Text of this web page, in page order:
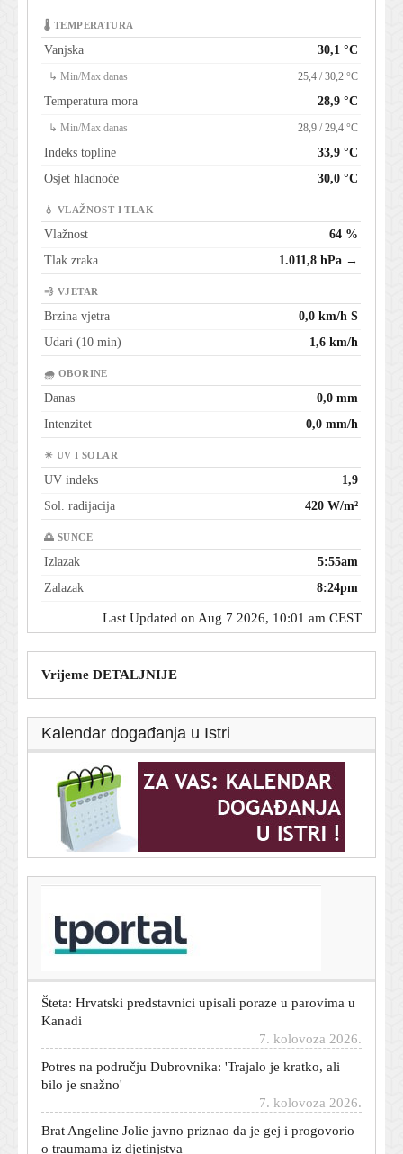
🌡 TEMPERATURA
Vanjska 30,1 °C
↳ Min/Max danas 25,4 / 30,2 °C
Temperatura mora 28,9 °C
↳ Min/Max danas 28,9 / 29,4 °C
Indeks topline
33,9 °C
Osjet hladnoće
30,0 °C
💧 VLAŽNOST I TLAK
Vlažnost
64 %
Tlak zraka
1.011,8 hPa →
💨 VJETAR
Brzina vjetra
0,0 km/h S
Udari (10 min)
1,6 km/h
🌧 OBORINE
Danas
0,0 mm
Intenzitet
0,0 mm/h
☀ UV I SOLAR
UV indeks
1,9
Sol. radijacija
420 W/m²
🌅 SUNCE
Izlazak
5:55am
Zalazak
8:24pm
Last Updated on Aug 7 2026, 10:01 am CEST
Vrijeme DETALJNIJE
Kalendar događanja u Istri
Izgleda kao dizajnerska: Ova Zarina torba košta manje
od 26 eura
Šteta: Hrvatski predstavnici upisali poraze u parovima u
Kanadi
Potres na području Dubrovnika: 'Trajalo je kratko, ali
bilo je snažno'
Brat Angeline Jolie javno priznao da je gej i progovorio
o traumama iz djetinjstva